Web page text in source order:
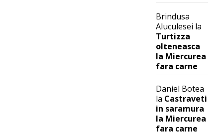
Brindusa
Aluculesei la
Turtizza
olteneasca
la Miercurea
fara carne
Daniel Botea
la Castraveti
in saramura
la Miercurea
fara carne